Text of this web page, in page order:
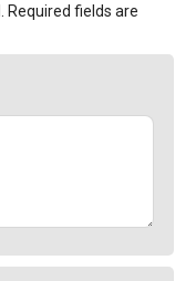
Required fields are